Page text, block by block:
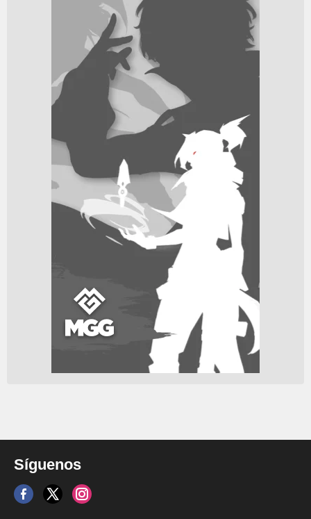
Síguenos